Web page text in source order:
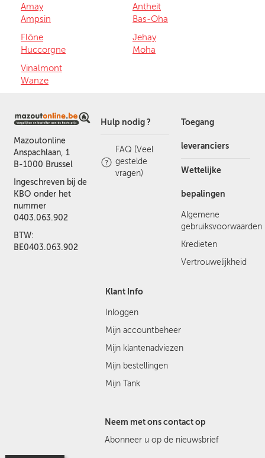
Amay
Ampsin
Antheit
Bas-Oha
Flône
Huccorgne
Jehay
Moha
Vinalmont
Wanze
Mazoutonline
Anspachlaan, 1
B-1000 Brussel
Ingeschreven bij de
KBO onder het
nummer
0403.063.902
BTW:
BE0403.063.902
Hulp nodig ?
FAQ (Veel
gestelde
vragen)
Toegang
leveranciers
Wettelijke
bepalingen
Algemene
gebruiksvoorwaarden
Kredieten
Vertrouwelijkheid
Klant Info
Inloggen
Mijn accountbeheer
Mijn klantenadviezen
Mijn bestellingen
Mijn Tank
Neem met ons contact op
Abonneer u op de nieuwsbrief